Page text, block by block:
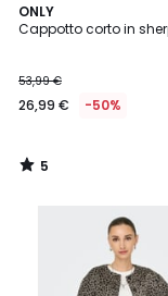
ONLY
Cappotto corto in
53,99 €
26,99 € -50%
5
/
5
/